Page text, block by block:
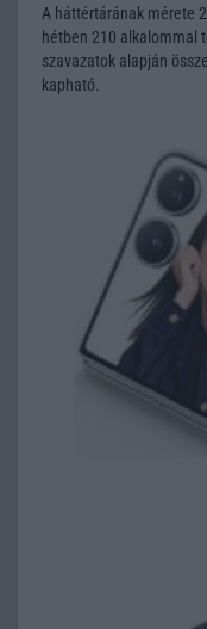
A háttértárának mérete
hétben 210 alkalommal
szavazatok alapján
kapható.